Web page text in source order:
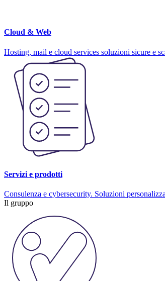
Cloud & Web
Hosting, mail e cloud services soluzioni sicure e
Servizi e prodotti
Consulenza e cybersecurity. Soluzioni
Il gruppo